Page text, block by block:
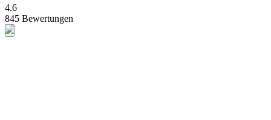
4.6
845 Bewertungen